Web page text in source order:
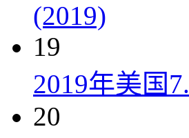
(2019)
19
2019年美国
20